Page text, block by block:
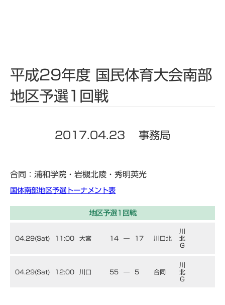
平成29年度 国民体育大会南部
地区予選1回戦
2017.04.23 事務局
合同：浦和学院・岩槻北陵・秀明英光
国体南部地区予選トーナメント表
地区予選1回戦
04.29(Sat) 11:00 大宮 14 ― 17 川口北
川
北
Ｇ
04.29(Sat) 12:00 川口 55 ― 5 合同
川
北
Ｇ